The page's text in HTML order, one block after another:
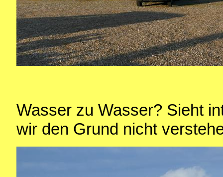
Wasser zu Wasser? Sieht
wir den Grund nicht